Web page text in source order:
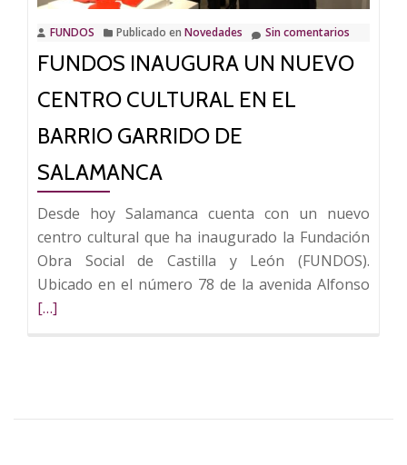
‘De
El
Paso
Fundos
Fórum
Salamanca
FUNDOS Publicado en Novedades Sin comentarios
FUNDOS INAUGURA UN NUEVO
CENTRO CULTURAL EN EL
BARRIO GARRIDO DE
SALAMANCA
Desde hoy Salamanca cuenta con un nuevo
centro cultural que ha inaugurado la Fundación
Obra Social de Castilla y León (FUNDOS).
Ubicado en el número 78 de la avenida Alfonso
[…]